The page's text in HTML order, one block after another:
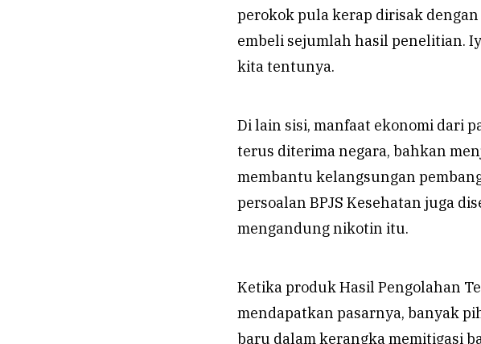
perokok pula kerap dirisak
embeli sejumlah hasil penelitian.
kita tentunya.
Di lain sisi, manfaat ekonomi dari
terus diterima negara, bahkan
membantu kelangsungan
persoalan BPJS Kesehatan juga
mengandung nikotin itu.
Ketika produk Hasil Pengolahan
mendapatkan pasarnya, banyak
baru dalam kerangka memitigasi